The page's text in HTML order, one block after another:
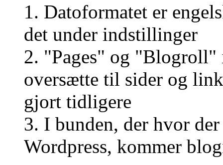
1. Datoformatet er
det under indstillinger
2. "Pages" og "Blogroll"
oversætte til sider og
gjort tidligere
3. I bunden, der hvor
Wordpress, kommer